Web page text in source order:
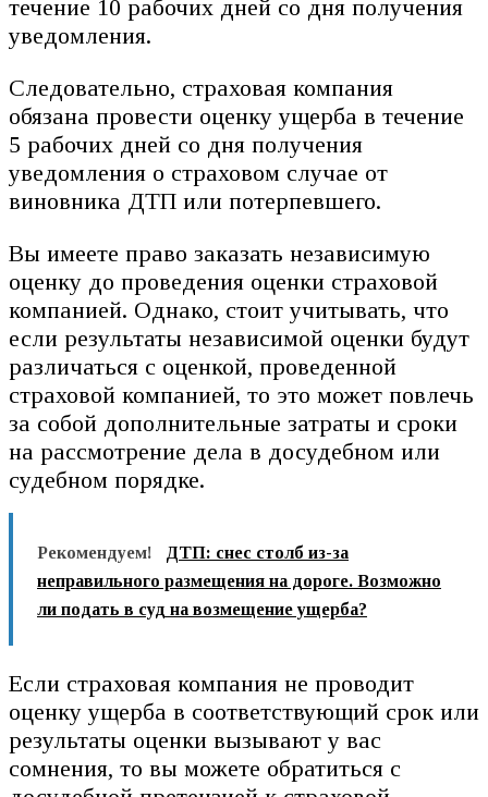
течение 10 рабочих дней со дня получения
уведомления.
Следовательно, страховая компания
обязана провести оценку ущерба в течение
5 рабочих дней со дня получения
уведомления о страховом случае от
виновника ДТП или потерпевшего.
Вы имеете право заказать независимую
оценку до проведения оценки страховой
компанией. Однако, стоит учитывать, что
если результаты независимой оценки будут
различаться с оценкой, проведенной
страховой компанией, то это может повлечь
за собой дополнительные затраты и сроки
на рассмотрение дела в досудебном или
судебном порядке.
Рекомендуем!
ДТП: снес столб из-за
неправильного размещения на дороге. Возможно
ли подать в суд на возмещение ущерба?
Если страховая компания не проводит
оценку ущерба в соответствующий срок или
результаты оценки вызывают у вас
сомнения, то вы можете обратиться с